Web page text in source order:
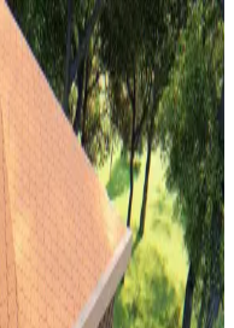
Bitki ve Mum
Yaklaşımlar
canlılık katarken, mumlar
seçimi ve güvenli mum
yaratır.
Renk ve
uyumu ve düzenleme
buzdolabı gibi unsurlar
atmosferi canlandırır.